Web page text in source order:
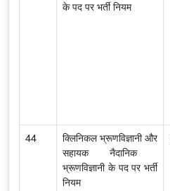
के पद पर भर्ती नियम
44
क्लिनिकल भ्रूणविज्ञानी और
सहायक नैदानिक ​​
भ्रूणविज्ञानी के पद पर भर्ती
नियम